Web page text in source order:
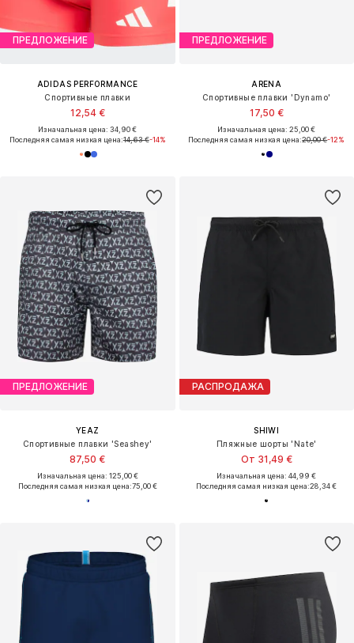
ПРЕДЛОЖЕНИЕ
ADIDAS PERFORMANCE
Спортивные плавки
12,54 €
Изначальная цена: 34,90 €
Последняя самая низкая цена:14,63 €-14%
ПРЕДЛОЖЕНИЕ
ARENA
Спортивные плавки 'Dynamo'
17,50 €
Изначальная цена: 25,00 €
Последняя самая низкая цена:20,00 €-12%
ПРЕДЛОЖЕНИЕ
YEAZ
Спортивные плавки 'Seashey'
87,50 €
Изначальная цена: 125,00 €
Последняя самая низкая цена:75,00 €
РАСПРОДАЖА
SHIWI
Пляжные шорты 'Nate'
От 31,49 €
Изначальная цена: 44,99 €
Последняя самая низкая цена:28,34 €